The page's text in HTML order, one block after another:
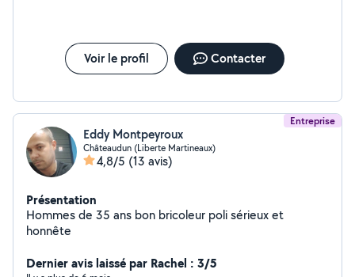
Voir le profil Contacter
Entreprise
Eddy Montpeyroux
Châteaudun (Liberte Martineaux)
4,8/5 (13 avis)
Présentation
Hommes de 35 ans bon bricoleur poli sérieux et
honnête
Dernier avis laissé par Rachel : 3/5